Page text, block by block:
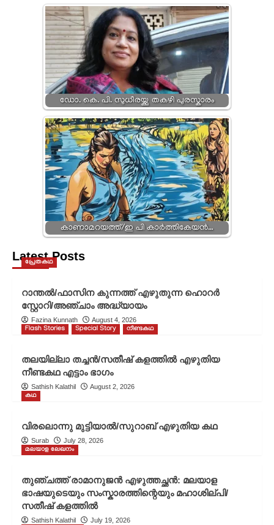
ഡോ. കെ. പി. സുധീരയ്ക്കു തകഴി പുരസ്കാരം
കാണാമറയത്ത്/ഇ പി കാര്‍ത്തികേയന്‍…
Latest Posts
പ്രേതകഥ
റാന്തൽ/ഫാസിന കുന്നത്ത് എഴുതുന്ന ഹൊറർ
സ്റ്റോറി/അഞ്ചാം അദ്ധ്യായം
Fazina Kunnath August 4, 2026
Flash Stories Special Story നീണ്ടകഥ
തലയില്ലാ തച്ചൻ/സതീഷ് കളത്തിൽ എഴുതിയ
നീണ്ടകഥ എട്ടാം ഭാഗം
Sathish Kalathil August 2, 2026
കഥ
വിരലൊന്നു മുട്ടിയാൽ/സുറാബ് എഴുതിയ കഥ
Surab July 28, 2026
മലയാള ലേഖനം
തുഞ്ചത്ത് രാമാനുജൻ എഴുത്തച്ഛൻ: മലയാള
ഭാഷയുടെയും സംസ്കാരത്തിന്റെയും മഹാശില്പി/
സതീഷ് കളത്തിൽ
Sathish Kalathil July 19, 2026